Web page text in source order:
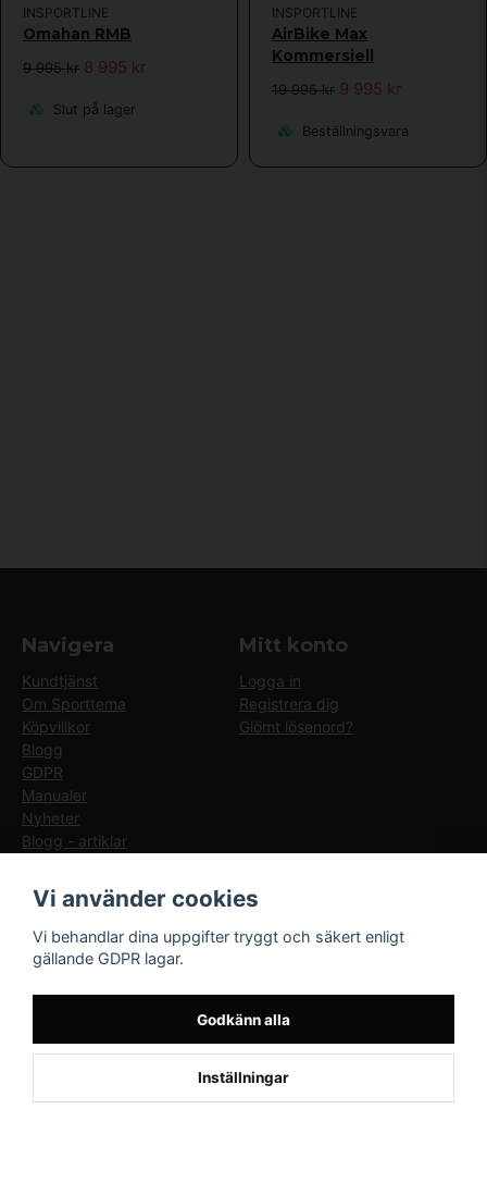
INSPORTLINE
Omahan RMB
9 995 kr 8 995 kr
Slut på lager
INSPORTLINE
AirBike Max
Kommersiell
19 995 kr 9 995 kr
Beställningsvara
Navigera
Kundtjänst
Om Sporttema
Köpvillkor
Blogg
GDPR
Manualer
Nyheter
Blogg - artiklar
Mitt konto
Logga in
Registrera dig
Glömt lösenord?
Följ oss
AB
Drottninggatan 47
beställde Robotgräsklippare Genie
Vi använder cookies
Vi behandlar dina uppgifter tryggt och säkert enligt
gällande GDPR lagar.
Godkänn alla
Inställningar